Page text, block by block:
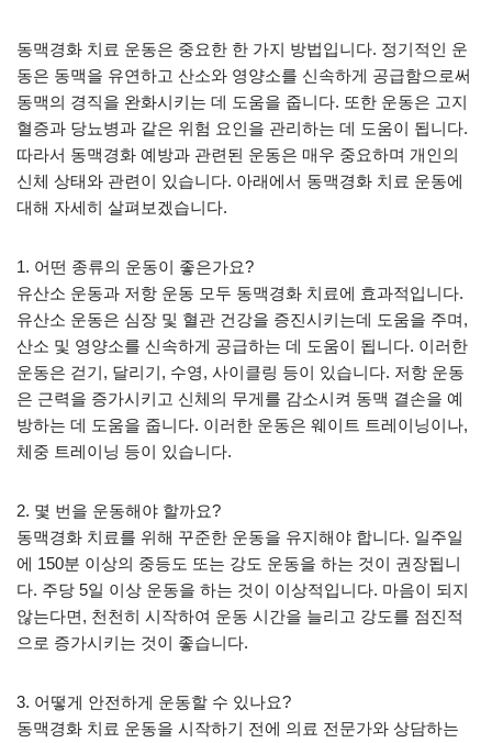
동맥경화 치료 운동은 중요한 한 가지 방법입니다. 정기적인 운
동은 동맥을 유연하고 산소와 영양소를 신속하게 공급함으로써
동맥의 경직을 완화시키는 데 도움을 줍니다. 또한 운동은 고지
혈증과 당뇨병과 같은 위험 요인을 관리하는 데 도움이 됩니다.
따라서 동맥경화 예방과 관련된 운동은 매우 중요하며 개인의
신체 상태와 관련이 있습니다. 아래에서 동맥경화 치료 운동에
대해 자세히 살펴보겠습니다.
1. 어떤 종류의 운동이 좋은가요?
유산소 운동과 저항 운동 모두 동맥경화 치료에 효과적입니다.
유산소 운동은 심장 및 혈관 건강을 증진시키는데 도움을 주며,
산소 및 영양소를 신속하게 공급하는 데 도움이 됩니다. 이러한
운동은 걷기, 달리기, 수영, 사이클링 등이 있습니다. 저항 운동
은 근력을 증가시키고 신체의 무게를 감소시켜 동맥 결손을 예
방하는 데 도움을 줍니다. 이러한 운동은 웨이트 트레이닝이나,
체중 트레이닝 등이 있습니다.
2. 몇 번을 운동해야 할까요?
동맥경화 치료를 위해 꾸준한 운동을 유지해야 합니다. 일주일
에 150분 이상의 중등도 또는 강도 운동을 하는 것이 권장됩니
다. 주당 5일 이상 운동을 하는 것이 이상적입니다. 마음이 되지
않는다면, 천천히 시작하여 운동 시간을 늘리고 강도를 점진적
으로 증가시키는 것이 좋습니다.
3. 어떻게 안전하게 운동할 수 있나요?
동맥경화 치료 운동을 시작하기 전에 의료 전문가와 상담하는